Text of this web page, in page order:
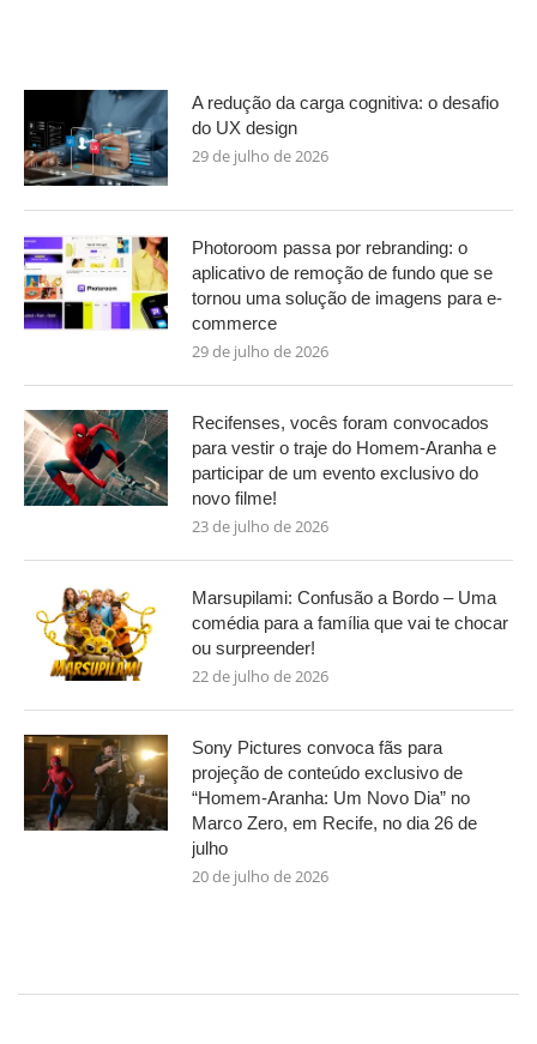
A redução da carga cognitiva: o desafio
do UX design
29 de julho de 2026
Photoroom passa por rebranding: o
aplicativo de remoção de fundo que se
tornou uma solução de imagens para e-
commerce
29 de julho de 2026
Recifenses, vocês foram convocados
para vestir o traje do Homem-Aranha e
participar de um evento exclusivo do
novo filme!
23 de julho de 2026
Marsupilami: Confusão a Bordo – Uma
comédia para a família que vai te chocar
ou surpreender!
22 de julho de 2026
Sony Pictures convoca fãs para
projeção de conteúdo exclusivo de
“Homem-Aranha: Um Novo Dia” no
Marco Zero, em Recife, no dia 26 de
julho
20 de julho de 2026